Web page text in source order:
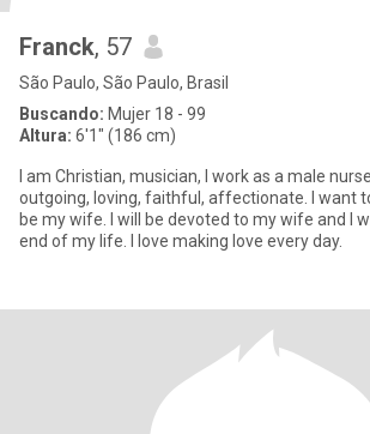
Franck, 57
São Paulo, São Paulo, Brasil
Buscando: Mujer 18 - 99
Altura: 6'1" (186 cm)
I am Christian, musician, I work as a male
outgoing, loving, faithful, affectionate. I want
be my wife. I will be devoted to my wife and I
end of my life. I love making love every day.